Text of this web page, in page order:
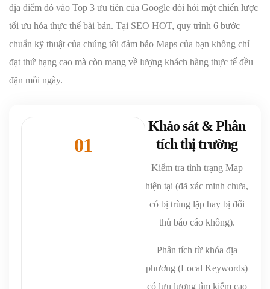
địa điểm đó vào Top 3 ưu tiên của Google đòi hỏi một chiến lược
tối ưu hóa thực thể bài bản. Tại SEO HOT, quy trình 6 bước
chuẩn kỹ thuật của chúng tôi đảm bảo Maps của bạn không chỉ
đạt thứ hạng cao mà còn mang về lượng khách hàng thực tế đều
đặn mỗi ngày.
01
Khảo sát & Phân
tích thị trường
Kiểm tra tình trạng Map
hiện tại (đã xác minh chưa,
có bị trùng lặp hay bị đối
thủ báo cáo không).
Phân tích từ khóa địa
phương (Local Keywords)
có lưu lượng tìm kiếm cao